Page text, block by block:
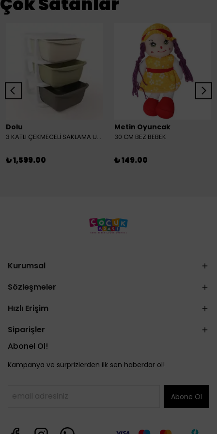
Dolu
3 KATLI ÇEKMECELİ SAKLAMA ÜNİTESİ
₺ 1,599.00
Metin Oyuncak
30 CM BEZ BEBEK
₺ 149.00
Kurumsal
Sözleşmeler
Hızlı Erişim
Siparişler
Abonel Ol!
Kampanya ve sürprizlerden ilk sen haberdar ol!
Abone Ol